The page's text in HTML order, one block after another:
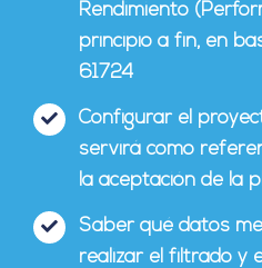
Rendimiento
principio a fin, en
61724
Configurar el
servirá como
la aceptación de la
Saber qué datos
realizar el filtrado y